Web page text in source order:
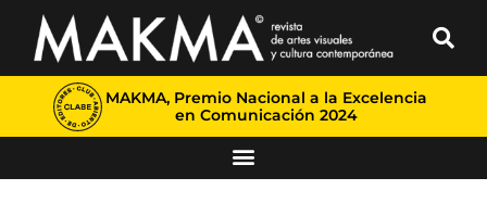
MAKMA, Premio Nacional a la Excelencia
en Comunicación 2024